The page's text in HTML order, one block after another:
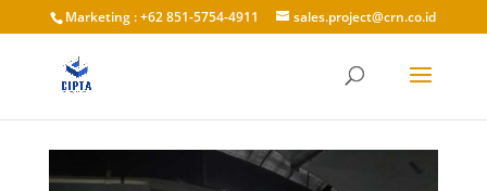
Marketing : +62 851-5754-4911 sales.project@crn.co.id